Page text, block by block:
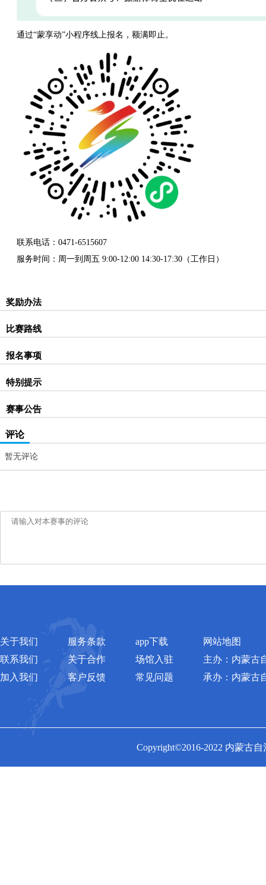
通过“蒙享动”小程序线上报名，额满即止。
联系电话：0471-6515607
服务时间：周一到周五 9:00-12:00 14:30-17:30（工作日）
奖励办法
比赛路线
报名事项
特别提示
赛事公告
评论
暂无评论
关于我们
联系我们
加入我们
服务条款
关于合作
客户反馈
app下载
场馆入驻
常见问题
网站地图
主办：内蒙古
承办：内蒙古
Copyright©2016-2022 内蒙古